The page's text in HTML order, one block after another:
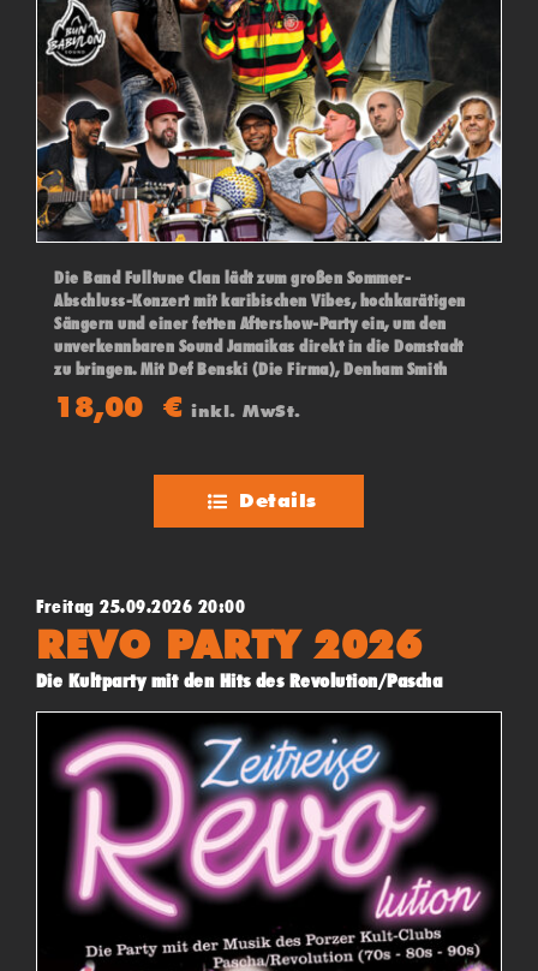
Die Band Fulltune Clan lädt zum großen Sommer-
Abschluss-Konzert mit karibischen Vibes, hochkarätigen
Sängern und einer fetten Aftershow-Party ein, um den
unverkennbaren Sound Jamaikas direkt in die Domstadt
zu bringen. Mit Def Benski (Die Firma), Denham Smith
18,00€ inkl. MwSt.
Details
Freitag 25.09.2026 20:00
REVO PARTY 2026
Die Kultparty mit den Hits des Revolution/Pascha